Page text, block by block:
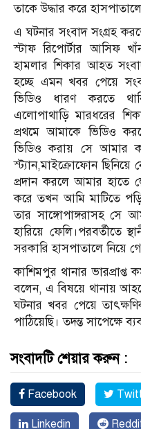
তাকে উদ্ধার করে
এ ঘটনার সংবাদ সংগ্রহ
স্টাফ রিপোর্টার আসিফ
হামলার শিকার আহত
হচ্ছে এমন খবর পেয়ে
ভিডিও ধারণ করতে
এলোপাথাড়ি মারধরের
প্রথমে আমাকে ভিডিও
ভিডিও করায় সে আমার
স্ট্যান,মাইক্রোফোন ছিনিয়ে
প্রদান করলে আমার হাতে
করে তখন আমি মাটিতে
তার সাঙ্গোপাঙ্গরাসহ সে
হারিয়ে ফেলি।পরবর্তীতে
সরকারি হাসপাতালে নিয়ে
কাশিমপুর থানার
বলেন, এ বিষয়ে থানায়
ঘটনার খবর পেয়ে
পাঠিয়েছি। তদন্ত সাপেক্ষে
সংবাদটি শেয়ার করুন :
Facebook
Linkedin